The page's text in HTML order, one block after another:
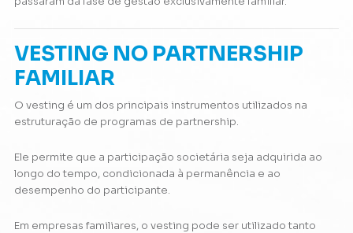
VESTING NO PARTNERSHIP
FAMILIAR
O vesting é um dos principais instrumentos utilizados na
estruturação de programas de partnership.
Ele permite que a participação societária seja adquirida ao
longo do tempo, condicionada à permanência e ao
desempenho do participante.
Em empresas familiares, o vesting pode ser utilizado tanto